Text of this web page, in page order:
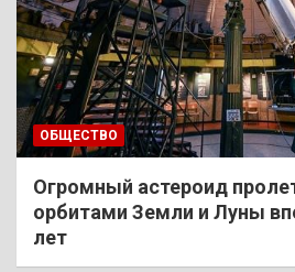
ОБЩЕСТВО
Огромный астероид
орбитами Земли и Луны
лет